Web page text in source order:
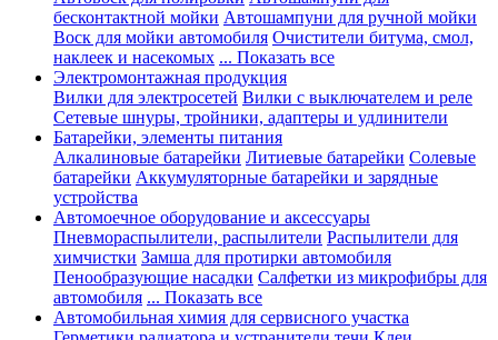
бесконтактной мойки Автошампуни для ручной мойки
Воск для мойки автомобиля Очистители битума, смол,
наклеек и насекомых ... Показать все
Электромонтажная продукция
Вилки для электросетей Вилки с выключателем и реле
Сетевые шнуры, тройники, адаптеры и удлинители
Батарейки, элементы питания
Алкалиновые батарейки Литиевые батарейки Солевые
батарейки Аккумуляторные батарейки и зарядные
устройства
Автомоечное оборудование и аксессуары
Пневмораспылители, распылители Распылители для
химчистки Замша для протирки автомобиля
Пенообразующие насадки Салфетки из микрофибры для
автомобиля ... Показать все
Автомобильная химия для сервисного участка